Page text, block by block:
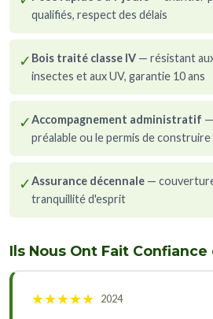
qualifiés, respect des délais
✓ Bois traité classe IV — résistant
insectes et aux UV, garantie 10 ans
✓Accompagnement administratif
préalable ou le permis de construire
✓Assurance décennale —
tranquillité d'esprit
Ils Nous Ont Fait Confiance
★★★★★ 2024